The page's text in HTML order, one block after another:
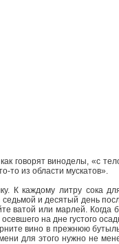
говорят виноделы, «с
то из области мускатов».
К каждому литру сока
и десятый день
ватой или марлей. Когда
на дне густого
вино в прежнюю
для этого нужно не